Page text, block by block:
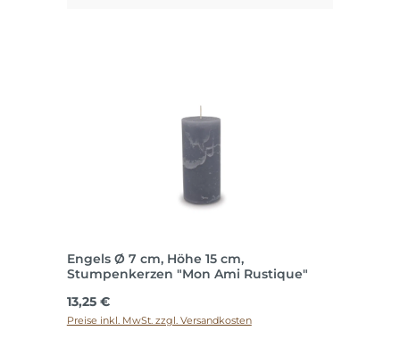
Engels Ø 7 cm, Höhe 15 cm,
Stumpenkerzen "Mon Ami Rustique"
Regulärer Preis:
13,25 €
Preise inkl. MwSt. zzgl. Versandkosten